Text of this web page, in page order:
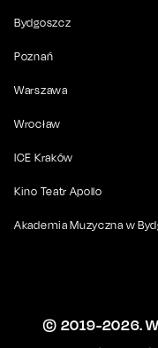
Bydgoszcz
Poznań
Warszawa
Wrocław
ICE Kraków
Kino Teatr Apollo
Akademia Muzyczna w
© 2019-2026.